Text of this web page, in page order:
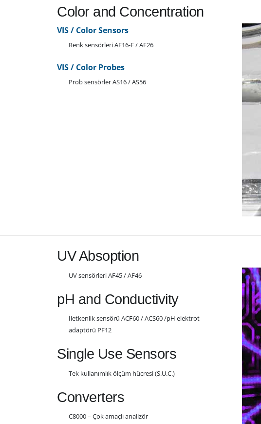
Color and Concentration
VIS / Color Sensors
Renk sensörleri AF16-F / AF26
VIS / Color Probes
Prob sensörler AS16 / AS56
UV Absoption
UV sensörleri AF45 / AF46
pH and Conductivity
İletkenlik sensörü ACF60 / ACS60 /pH elektrot
adaptörü PF12
Single Use Sensors
Tek kullanımlık ölçüm hücresi (S.U.C.)
Converters
C8000 – Çok amaçlı analizör